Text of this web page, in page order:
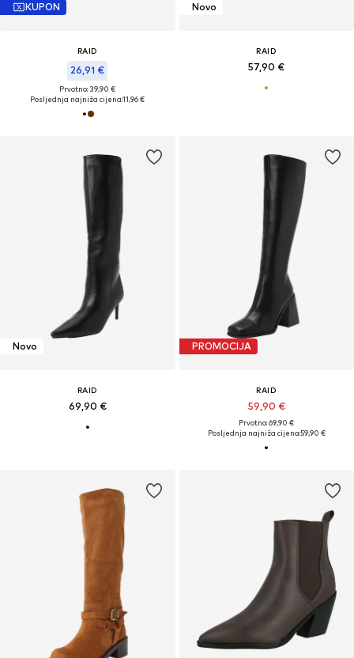
KUPON
RAID
26,91 €
Prvotno: 39,90 €
Posljednja najniža cijena:11,96 €
Novo
RAID
57,90 €
Novo
RAID
69,90 €
PROMOCIJA
RAID
59,90 €
Prvotno: 69,90 €
Posljednja najniža cijena:59,90 €